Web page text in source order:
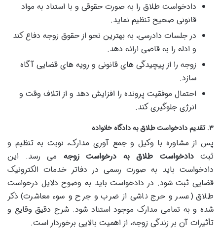
دادخواست طلاق را به صورت حقوقی و با استناد به مواد
قانونی صحیح تنظیم نماید.
در جلسات دادرسی، به بهترین نحو از حقوق زوجه دفاع کند
و ادله را به قاضی ارائه دهد.
زوجه را از پیچیدگی های قانونی و رویه های قضایی آگاه
سازد.
احتمال موفقیت پرونده را افزایش دهد و از اتلاف وقت و
انرژی جلوگیری کند.
۳. تقدیم دادخواست طلاق به دادگاه خانواده
پس از مشاوره با وکیل و جمع آوری مدارک، نوبت به تنظیم و
ثبتدادخواست طلاق به درخواست زوجه می رسد. این
دادخواست باید به صورت رسمی در دفاتر خدمات الکترونیک
قضایی ثبت شود. در دادخواست باید به وضوح دلایل درخواست
طلاق (عسر و حرج ناشی از ضرب و جرح و سوء معاشرت) ذکر
شده و به تمامی مدارک موجود استناد شود. شرح دقیق وقایع و
تأثیرات آن بر زندگی زوجه، از اهمیت بالایی برخوردار است.